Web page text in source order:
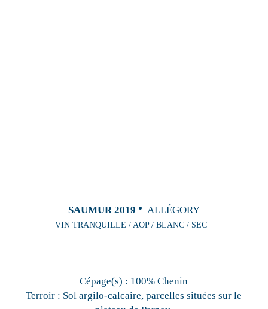
SAUMUR 2019 ALLÉGORY
VIN TRANQUILLE / AOP / BLANC / SEC
Cépage(s) : 100% Chenin
Terroir : Sol argilo-calcaire, parcelles situées sur le